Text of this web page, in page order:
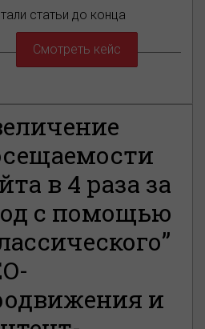
статьи до конца
Смотреть кейс
в 4 раза за
с помощью
и